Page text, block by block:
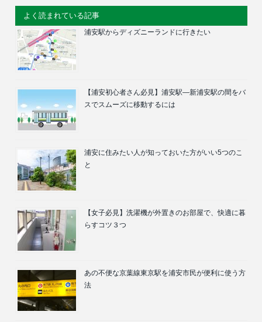
よく読まれている記事
浦安駅からディズニーランドに行きたい
【浦安初心者さん必見】浦安駅―新浦安駅の間をバ
スでスムーズに移動するには
浦安に住みたい人が知っておいた方がいい5つのこ
と
【女子必見】洗濯機が外置きのお部屋で、快適に暮
らすコツ３つ
あの不便な京葉線東京駅を浦安市民が便利に使う方
法